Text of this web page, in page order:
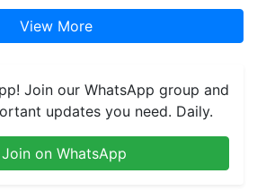
View More
Join our WhatsApp group and
updates you need. Daily.
Join on WhatsApp